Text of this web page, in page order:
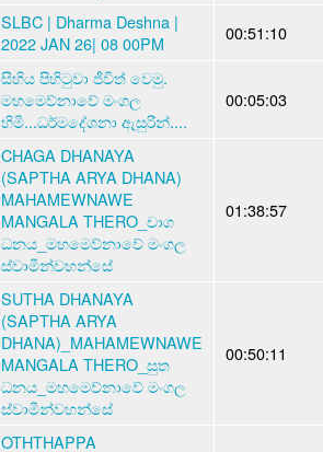
SLBC | Dharma Deshna |
2022 JAN 26| 08 00PM
00:51:10
සිහිය පිහිටුවා ජීවිත් වෙමු.
මහමෙව්නාවේ මංගල
හිමි...ධර්මදේශනා ඇසුරින්....
00:05:03
CHAGA DHANAYA
(SAPTHA ARYA DHANA)
MAHAMEWNAWE
MANGALA THERO_චාග
ධනය_මහමෙව්නාවේ මංගල
ස්වාමීන්වහන්සේ
01:38:57
SUTHA DHANAYA
(SAPTHA ARYA
DHANA)_MAHAMEWNAWE
MANGALA THERO_සුත
ධනය_මහමෙව්නාවේ මංගල
ස්වාමීන්වහන්සේ
00:50:11
OTHTHAPPA